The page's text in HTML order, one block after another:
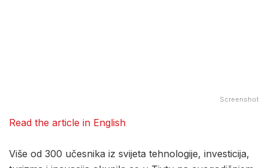
Screenshot
Read the article in English
Više od 300 učesnika iz svijeta tehnologije, investicija,